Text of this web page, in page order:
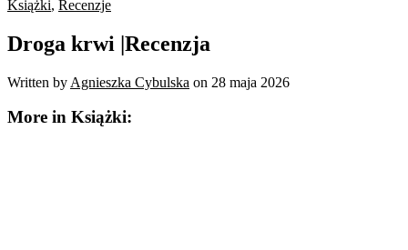
Książki, Recenzje
Droga krwi |Recenzja
Written by Agnieszka Cybulska on 28 maja 2026
More in Książki: